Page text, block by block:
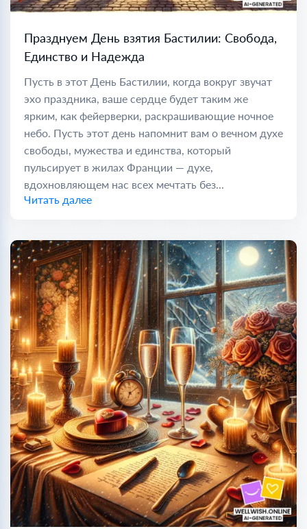
Празднуем День взятия Бастилии: Свобода,
Единство и Надежда
Пусть в этот День Бастилии, когда вокруг звучат
эхо праздника, ваше сердце будет таким же
ярким, как фейерверки, раскрашивающие ночное
небо. Пусть этот день напомнит вам о вечном духе
свободы, мужества и единства, который
пульсирует в жилах Франции — духе,
вдохновляющем нас всех мечтать без...
Читать далее